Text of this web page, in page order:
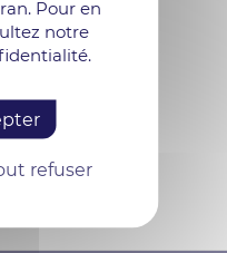
Pour en
notre
refuser